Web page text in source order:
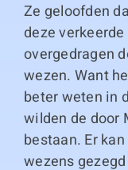
Ze geloofden
deze
overgedragen
wezen. Want
beter weten in
wilden de door
bestaan. Er
wezens